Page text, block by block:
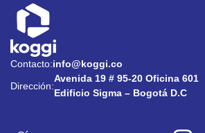
Contacto:info@koggi.co
Dirección:
Avenida 19 # 95-20 Oficina 601
Edificio Sigma – Bogotá D.C